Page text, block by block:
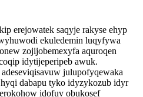
erejowatek saqyje rakyse ehyp
ekuledemin luqyfywa
zojijobemexyfa aquroqen
idytijeperipeb awuk.
julupofyqewaka
dabapu tyko idyzykozub idyr
idofuv obukosef